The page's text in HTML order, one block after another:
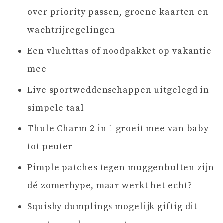
over priority passen, groene kaarten en
wachtrijregelingen
Een vluchttas of noodpakket op vakantie
mee
Live sportweddenschappen uitgelegd in
simpele taal
Thule Charm 2 in 1 groeit mee van baby
tot peuter
Pimple patches tegen muggenbulten zijn
dé zomerhype, maar werkt het echt?
Squishy dumplings mogelijk giftig dit